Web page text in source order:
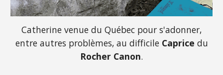
Catherine venue du Québec pour s'adonner,
entre autres problèmes, au difficile Caprice du
Rocher Canon.